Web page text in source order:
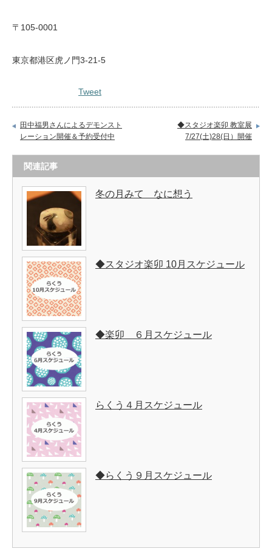
〒105-0001
東京都港区虎ノ門3-21-5
Tweet
田中福男さんによるデモンスト
レーション開催＆予約受付中
◆スタジオ楽卯 教室展
7/27(土)28(日）開催
関連記事
冬の月みて なに想う
◆スタジオ楽卯 10月スケジュール
◆楽卯 ６月スケジュール
らくう４月スケジュール
◆らくう９月スケジュール